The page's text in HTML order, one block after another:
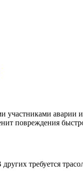
участниками
повреждения
требуется